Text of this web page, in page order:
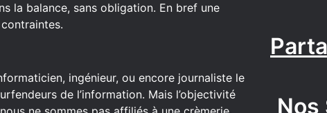
la balance, sans obligation. En bref une
ingénieur, ou encore journaliste le
de l’information. Mais l’objectivité
Nos